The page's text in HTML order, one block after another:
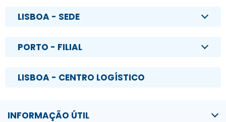
LISBOA - SEDE
PORTO - FILIAL
LISBOA - CENTRO LOGÍSTICO
INFORMAÇÃO ÚTIL